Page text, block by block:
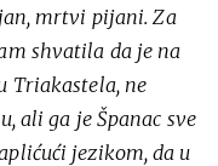
mrtvi pijani. Za
shvatila da je na
Triakastela, ne
ali ga je Španac sve
jezikom, da u